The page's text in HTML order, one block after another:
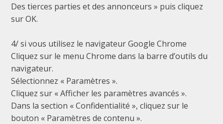
Des tierces parties et des annonceurs » puis cliquez
sur OK.
4/ si vous utilisez le navigateur Google Chrome
Cliquez sur le menu Chrome dans la barre d’outils du
navigateur.
Sélectionnez « Paramètres ».
Cliquez sur « Afficher les paramètres avancés ».
Dans la section « Confidentialité », cliquez sur le
bouton « Paramètres de contenu ».